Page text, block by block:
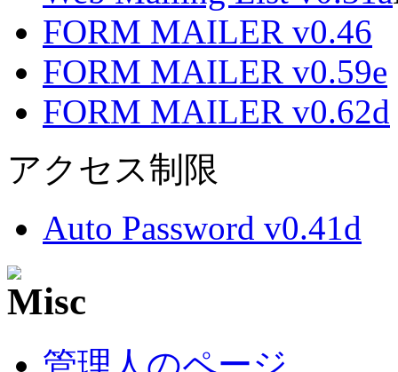
FORM MAILER v0.46
FORM MAILER v0.59e
FORM MAILER v0.62d
アクセス制限
Auto Password v0.41d
管理人のページ